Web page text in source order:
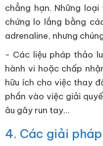
chẳng hạn. Những
chứng lo lắng bằng
adrenaline, nhưng
- Các liệu pháp thảo
hành vi hoặc chấp
hữu ích cho việc thay
phần vào việc giải
âu gây run tay…
4. Các giải pháp